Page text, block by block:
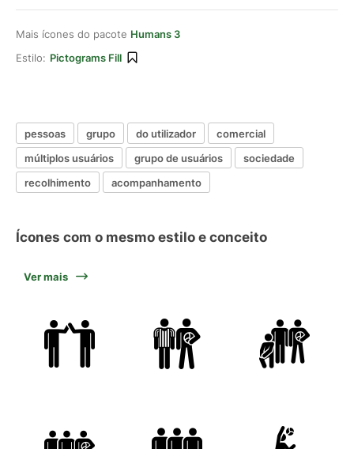
Mais ícones do pacote Humans 3
Estilo: Pictograms Fill
pessoas grupo do utilizador
comercial
múltiplos usuários
grupo de usuários
sociedade
recolhimento
acompanhamento
Ícones com o mesmo estilo e conceito
Ver mais